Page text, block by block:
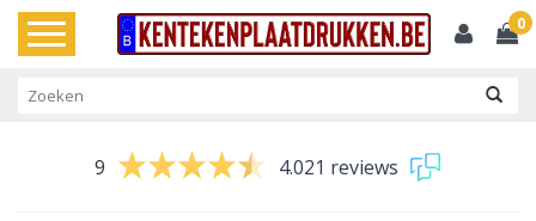
Toggle
navigation
0
9 4.021 reviews